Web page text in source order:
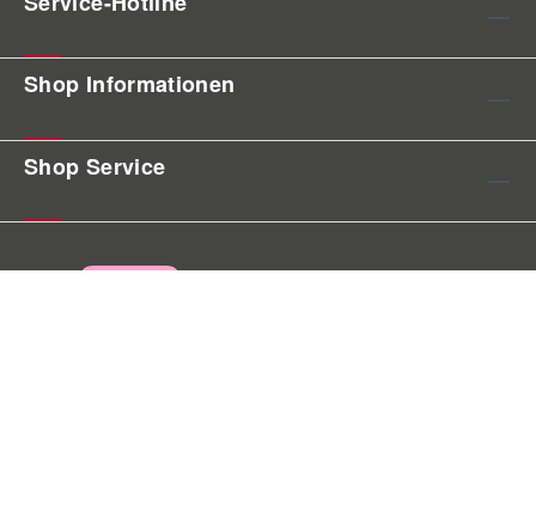
Shop Informationen
Shop Service